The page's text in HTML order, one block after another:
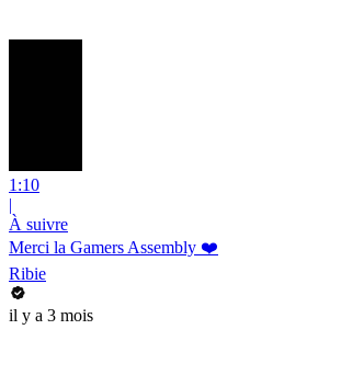
1:10
|
À suivre
Merci la Gamers Assembly ❤️
Ribie
il y a 3 mois